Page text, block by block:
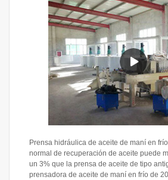
Prensa hidráulica de aceite de maní en
normal de recuperación de aceite puede
un 3% que la prensa de aceite de tipo
prensadora de aceite de maní en frío de